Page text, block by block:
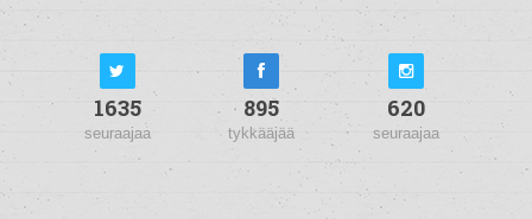
1635
seuraajaa
895
tykkääjää
620
seuraajaa